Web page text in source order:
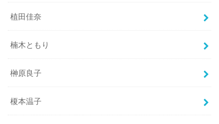
植田佳奈
楠木ともり
榊原良子
榎本温子